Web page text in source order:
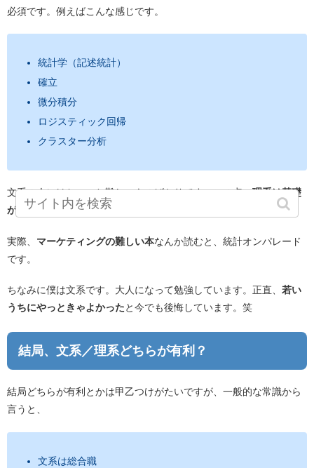
必須です。例えばこんな感じです。
統計学（記述統計）
確立
微分積分
ロジスティック回帰
クラスター分析
文系の人にはちょっと難しいものばかりです。この点、理系は基礎
ができている のでかなりのアドバンテージがあると言えます。
実際、 マーケティングの難しい本なんか読むと、統計オンパレード
です。
ちなみに僕は文系です。大人になって勉強しています。正直、 若い
うちにやっときゃよかったと今でも後悔しています。笑
結局、文系／理系どちらが有利？
結局どちらが有利とかは甲乙つけがたいですが、一般的な常識から
言うと、
文系は総合職